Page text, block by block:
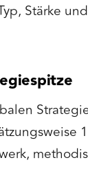
Stärke